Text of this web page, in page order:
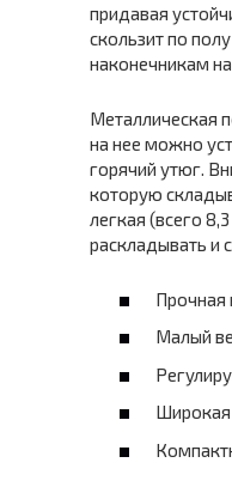
придавая
скользит по
наконечникам
Металлическая
на нее можно
горячий утюг.
которую
легкая (всего
раскладывать и
Прочная
Малый
Широкая